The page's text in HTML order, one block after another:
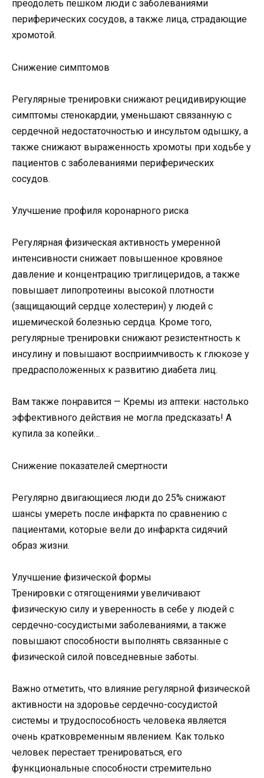
преодолеть пешком люди с заболеваниями
периферических сосудов, а также лица, страдающие
хромотой.
Снижение симптомов
Регулярные тренировки снижают рецидивирующие
симптомы стенокардии, уменьшают связанную с
сердечной недостаточностью и инсультом одышку, а
также снижают выраженность хромоты при ходьбе у
пациентов с заболеваниями периферических
сосудов.
Улучшение профиля коронарного риска
Регулярная физическая активность умеренной
интенсивности снижает повышенное кровяное
давление и концентрацию триглицеридов, а также
повышает липопротеины высокой плотности
(защищающий сердце холестерин) у людей с
ишемической болезнью сердца. Кроме того,
регулярные тренировки снижают резистентность к
инсулину и повышают восприимчивость к глюкозе у
предрасположенных к развитию диабета лиц.
Вам также понравится — Кремы из аптеки: настолько
эффективного действия не могла предсказать! А
купила за копейки…
Снижение показателей смертности
Регулярно двигающиеся люди до 25% снижают
шансы умереть после инфаркта по сравнению с
пациентами, которые вели до инфаркта сидячий
образ жизни.
Улучшение физической формы
Тренировки с отягощениями увеличивают
физическую силу и уверенность в себе у людей с
сердечно-сосудистыми заболеваниями, а также
повышают способности выполнять связанные с
физической силой повседневные заботы.
Важно отметить, что влияние регулярной физической
активности на здоровье сердечно-сосудистой
системы и трудоспособность человека является
очень кратковременным явлением. Как только
человек перестает тренироваться, его
функциональные способности стремительно